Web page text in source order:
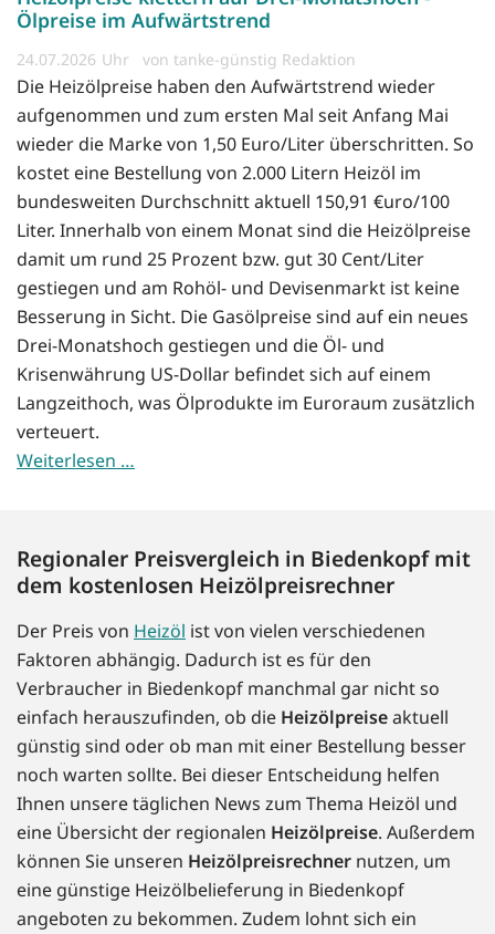
Ölpreise im Aufwärtstrend
24.07.2026 von tanke-günstig Redaktion
Die Heizölpreise haben den Aufwärtstrend wieder
aufgenommen und zum ersten Mal seit Anfang Mai
wieder die Marke von 1,50 Euro/Liter überschritten. So
kostet eine Bestellung von 2.000 Litern Heizöl im
bundesweiten Durchschnitt aktuell 150,91 €uro/100
Liter. Innerhalb von einem Monat sind die Heizölpreise
damit um rund 25 Prozent bzw. gut 30 Cent/Liter
gestiegen und am Rohöl- und Devisenmarkt ist keine
Besserung in Sicht. Die Gasölpreise sind auf ein neues
Drei-Monatshoch gestiegen und die Öl- und
Krisenwährung US-Dollar befindet sich auf einem
Langzeithoch, was Ölprodukte im Euroraum zusätzlich
verteuert.
Weiterlesen …
Regionaler Preisvergleich in Biedenkopf mit
dem kostenlosen Heizölpreisrechner
Der Preis von Heizöl ist von vielen verschiedenen
Faktoren abhängig. Dadurch ist es für den
Verbraucher in Biedenkopf manchmal gar nicht so
einfach herauszufinden, ob die Heizölpreiseaktuell
günstig sind oder ob man mit einer Bestellung besser
noch warten sollte. Bei dieser Entscheidung helfen
Ihnen unsere täglichen News zum Thema Heizöl und
eine Übersicht der regionalen Heizölpreise. Außerdem
können Sie unseren Heizölpreisrechner nutzen, um
eine günstige Heizölbelieferung in Biedenkopf
angeboten zu bekommen. Zudem lohnt sich ein